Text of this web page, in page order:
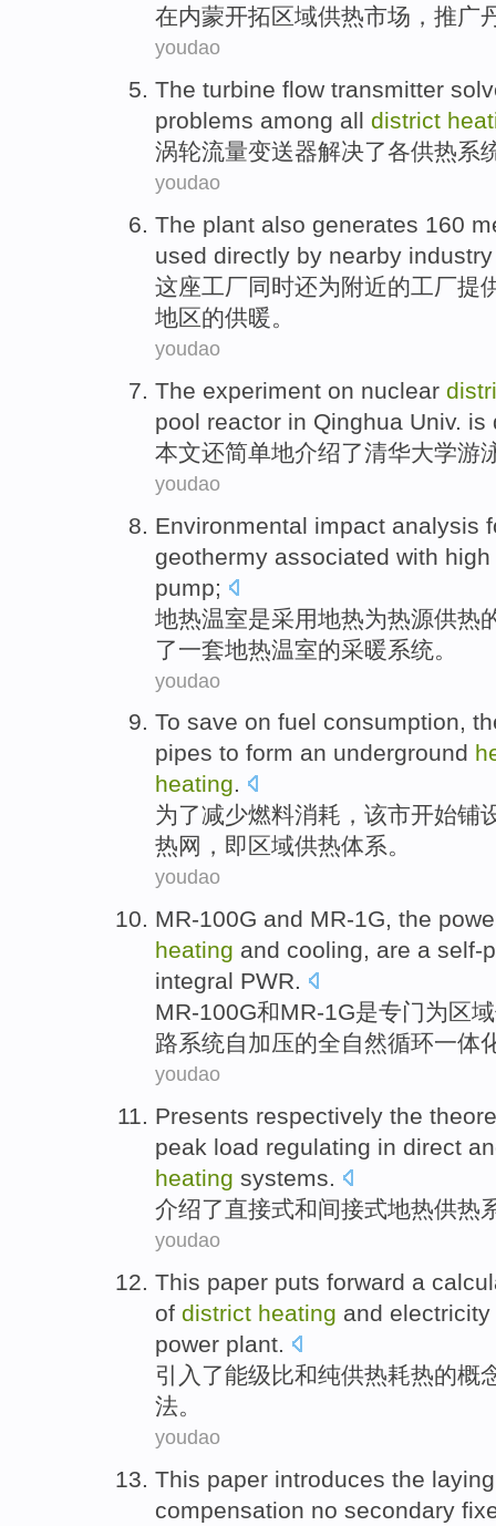
在内蒙开拓区域供热市场 ， 推广
youdao
The turbine flow transmitter
problems among all district
涡轮流量变送器解决了各供热系
youdao
The plant also generates 160
used directly by nearby
这座工厂同时还为附近的工厂提
地区的供暖。
youdao
The experiment on nuclear
pool reactor in Qinghua Univ. is
本文还简单地介绍了清华大学游
youdao
Environmental impact analysis
geothermy associated with
pump;
地热温室是采用地热为热源供热
了一套地热温室的采暖系统。
youdao
To save on fuel consumption,
pipes to form an underground
heating.
为了减少燃料消耗 ， 该市开始铺
热网 ，即 区域供热体系。
youdao
MR-100G and MR-1G, the
heating and cooling, are a self-
integral PWR.
MR-100G和MR-1G是专门为区
路系统自加压的全自然循环一体
youdao
Presents respectively the
peak load regulating in direct
heating systems.
介绍了直接式和间接式地热供热
youdao
This paper puts forward a
of district heating and electricity
power plant.
引入了能级比和纯供热耗热的概
法。
youdao
This paper introduces the laying
compensation no secondary